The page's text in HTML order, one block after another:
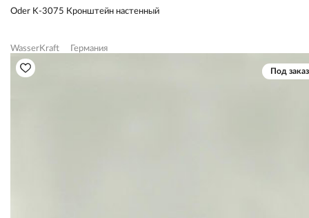
Oder K-3075 Кронштейн настенный
WasserKraft Германия
Под заказ